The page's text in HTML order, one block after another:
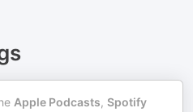
Apple Podcasts, Spotify